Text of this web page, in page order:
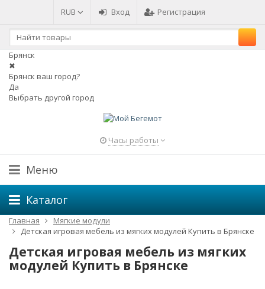
RUB Вход Регистрация
Брянск
✖
Брянск ваш город?
Да
Выбрать другой город
Часы работы
Меню
Каталог
Главная
Мягкие модули
Детская игровая мебель из мягких модулей Купить в Брянске
Детская игровая мебель из мягких
модулей Купить в Брянске